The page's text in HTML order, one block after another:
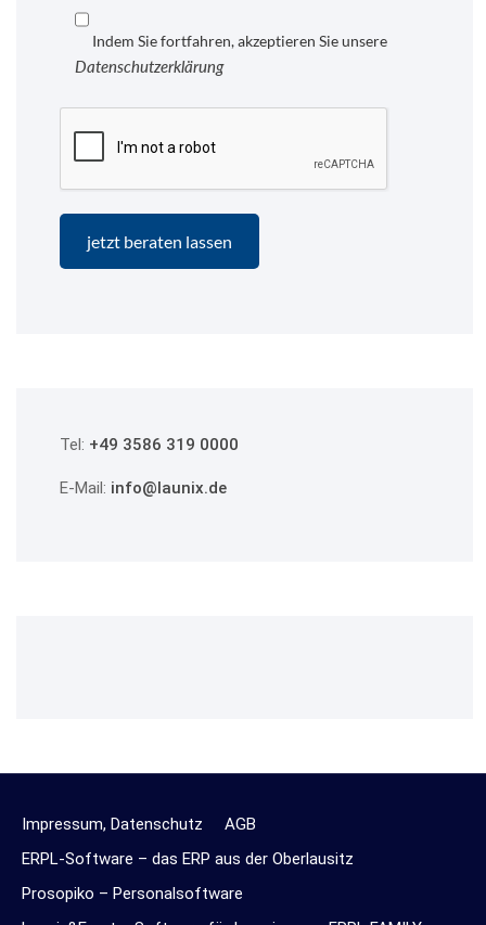
Indem Sie fortfahren, akzeptieren Sie unsere
Datenschutzerklärung
Tel: +49 3586 319 0000
E-Mail: info@launix.de
Impressum, Datenschutz
AGB
ERPL-Software – das ERP aus der Oberlausitz
Prosopiko – Personalsoftware